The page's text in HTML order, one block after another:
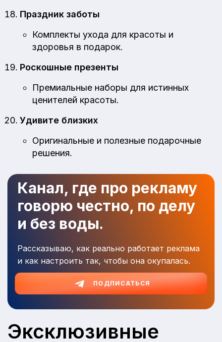
Праздник заботы
Комплекты ухода для красоты и
здоровья в подарок.
Роскошные презенты
Премиальные наборы для истинных
ценителей красоты.
Удивите близких
Оригинальные и полезные подарочные
решения.
Канал, где про рекламу
говорю честно, по делу
и без воды.
Рассказываю, как реально работает реклама
и как настроить так, чтобы она окупалась.
ПОДПИСАТЬСЯ
Эксклюзивные